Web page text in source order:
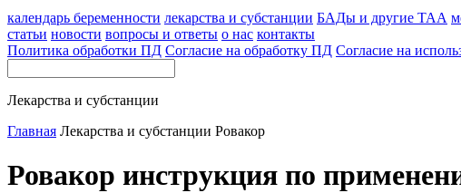
календарь беременности лекарства и субстанции БАДы и другие ТАА
статьи новости вопросы и ответы о нас контакты
Политика обработки ПД Согласие на обработку ПД Согласие на
Лекарства и субстанции
Главная Лекарства и субстанции Ровакор
Ровакор инструкция по